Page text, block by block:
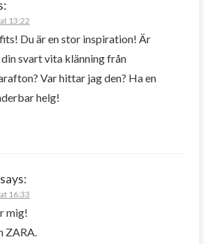
13:22
Du är en stor inspiration! Är
svart vita klänning från
Var hittar jag den? Ha en
helg!
says:
16:33
mig!
ZARA.